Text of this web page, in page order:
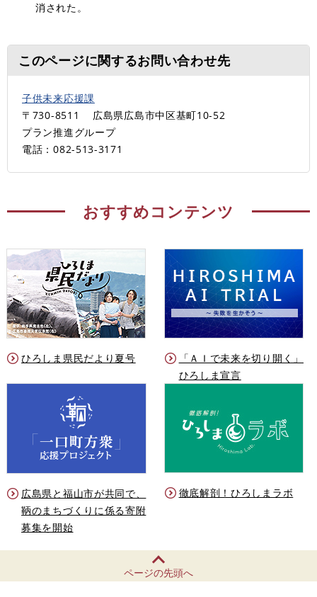
消された。
このページに関するお問い合わせ先
子供未来応援課
〒730-8511
広島県広島市中区基町10-52
プラン推進グループ
電話：082-513-3171
おすすめコンテンツ
ひろしま県民だより夏号
「ＡＩで未来を切り開く」
ひろしま宣言
広島県と福山市が共同で、
鞆のまちづくりに係る寄附
募集を開始
徹底解剖！ひろしまラボ
ページの先頭へ